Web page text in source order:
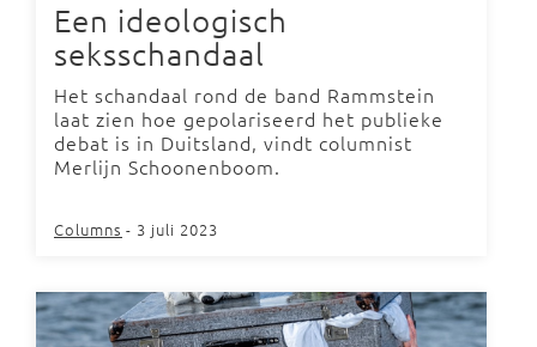
Een ideologisch
seksschandaal
Het schandaal rond de band Rammstein
laat zien hoe gepolariseerd het publieke
debat is in Duitsland, vindt columnist
Merlijn Schoonenboom.
Columns - 3 juli 2023